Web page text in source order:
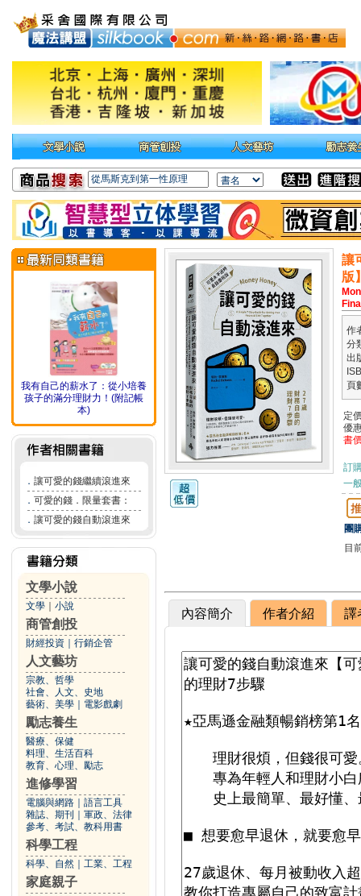
我有自己的薪水了：從小培養
孩子的滿分理財力！(附記帳
本)
． 讓可愛的錢繼續滾進來
． 可愛的錢．限量套書：
． 讓可愛的錢自動滾進來
文學小說
文學 小說
商管創投
財經投資 行銷企管
人文藝坊
宗教、哲學
社會、人文、史地
藝術、美學
電影戲劇
勵志養生
醫療、保健
料理、生活百科
教育、心理、勵志
進修學習
電腦與網路
語言工具
雜誌、期刊
軍政、法律
參考、考試、教科用書
科學工程
科學、自然 工業、工程
家庭親子
讓
版
作
分
出
頁
定
優
書
訂
一
團
目
內容簡介 作者介紹 譯